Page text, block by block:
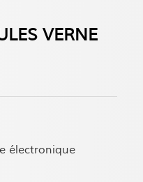
VERNE
électronique